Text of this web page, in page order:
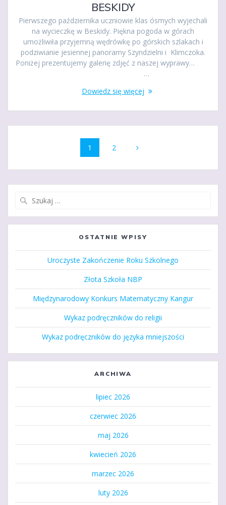
BESKIDY
Pierwszego października uczniowie klas ósmych wyjechali
na wycieczkę w Beskidy. Piękna pogoda w górach
umożliwiła przyjemną wędrówkę po górskich szlakach i
podziwianie jesiennej panoramy Szyndzielni i Klimczoka.
Poniżej prezentujemy galerię zdjęć z naszej wyprawy…
…
Dowiedz się więcej
Nawigacja
Strona
1 Strona
2
OSTATNIE WPISY
Uroczyste Zakończenie Roku Szkolnego
Złota Szkoła NBP
Międzynarodowy Konkurs Matematyczny Kangur
Wykaz podręczników do religii
Wykaz podręczników do języka mniejszości
ARCHIWA
lipiec 2026
czerwiec 2026
maj 2026
kwiecień 2026
marzec 2026
luty 2026